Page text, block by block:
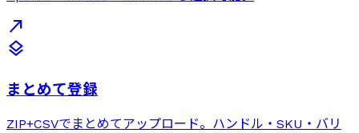
north_east
layers
まとめて登録
ZIP+CSVでまとめてアップロード。ハンドル・SKU・バリ